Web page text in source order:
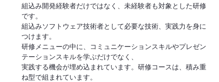
組込み開発経験者だけではなく、未経験者も対象とした研修
です。
組込みソフトウェア技術者として必要な技術、実践力を身に
つけます。
研修メニューの中に、コミュニケーションスキルやプレゼン
テーションスキルを学ぶだけでなく、
実践する機会が埋め込まれています。研修コースは、積み重
ね型で組まれています。